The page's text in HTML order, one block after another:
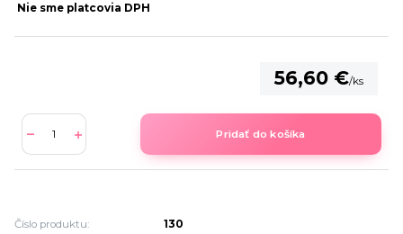
Nie sme platcovia DPH
56,60 €/ks
Pridať do košíka
Číslo produktu:
130